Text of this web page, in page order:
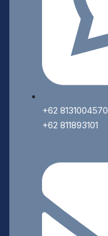
+62
+62 811893101